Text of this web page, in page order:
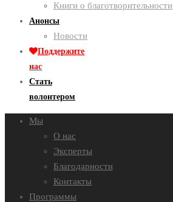
Книги о благотворительности
Анонсы
Новости
Поддержите
нас
Стать
волонтером
Мы
О нас
Эксперты
Благодарности
Контакты
Программы